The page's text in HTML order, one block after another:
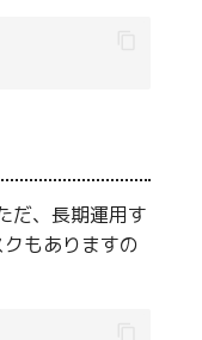
、長期運用す
もありますの